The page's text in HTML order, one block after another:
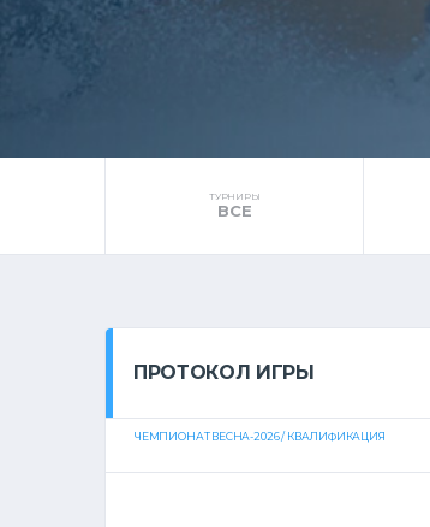
ТУРНИРЫ
ВСЕ
ПРОТОКОЛ ИГРЫ
ЧЕМПИОНАТ ВЕСНА-2026 / КВАЛИФИКАЦИЯ